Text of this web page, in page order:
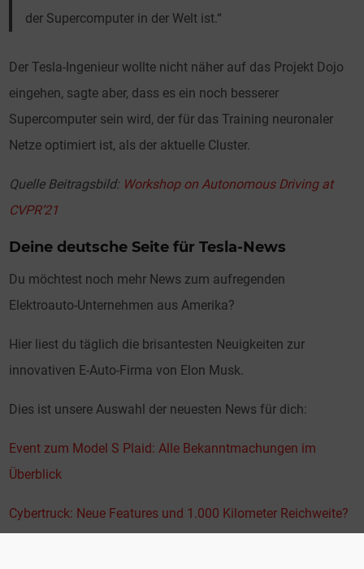
der Supercomputer in der Welt ist.“
Der Tesla-Ingenieur wollte nicht näher auf das Projekt Dojo
eingehen, sagte aber, dass es ein noch besserer
Supercomputer sein wird, der für das Training neuronaler
Netze optimiert ist, als der aktuelle Cluster.
Quelle Beitragsbild: Workshop on Autonomous Driving at
CVPR’21
Deine deutsche Seite für Tesla-News
Du möchtest noch mehr News zum aufregenden
Elektroauto-Unternehmen aus Amerika?
Hier liest du täglich die brisantesten Neuigkeiten zur
innovativen E-Auto-Firma von Elon Musk.
Dies ist unsere Auswahl der neuesten News für dich:
Event zum Model S Plaid: Alle Bekanntmachungen im
Überblick
Cybertruck: Neue Features und 1.000 Kilometer Reichweite?